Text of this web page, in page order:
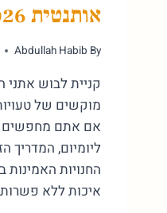
אותנטית 2026
By
Abdullah Habib
קניית לבוש אתני
מוקשים של
אם אתם מחפשים
ליומיום, המדריך
איכות ללא